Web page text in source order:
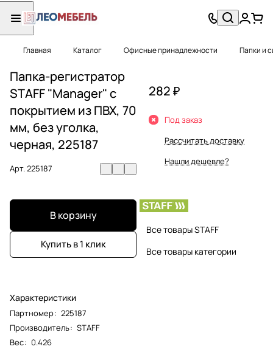
Главная Каталог Офисные принадлежности Папки и
Папка-регистратор
STAFF "Manager" с
покрытием из ПВХ, 70
мм, без уголка,
черная, 225187
Арт.225187
В корзину
Купить в 1 клик
Характеристики
Партномер: 225187
Производитель: STAFF
Вес: 0.426
282 ₽
Под заказ
Рассчитать доставку
Нашли дешевле?
Все товары STAFF
Все товары категории